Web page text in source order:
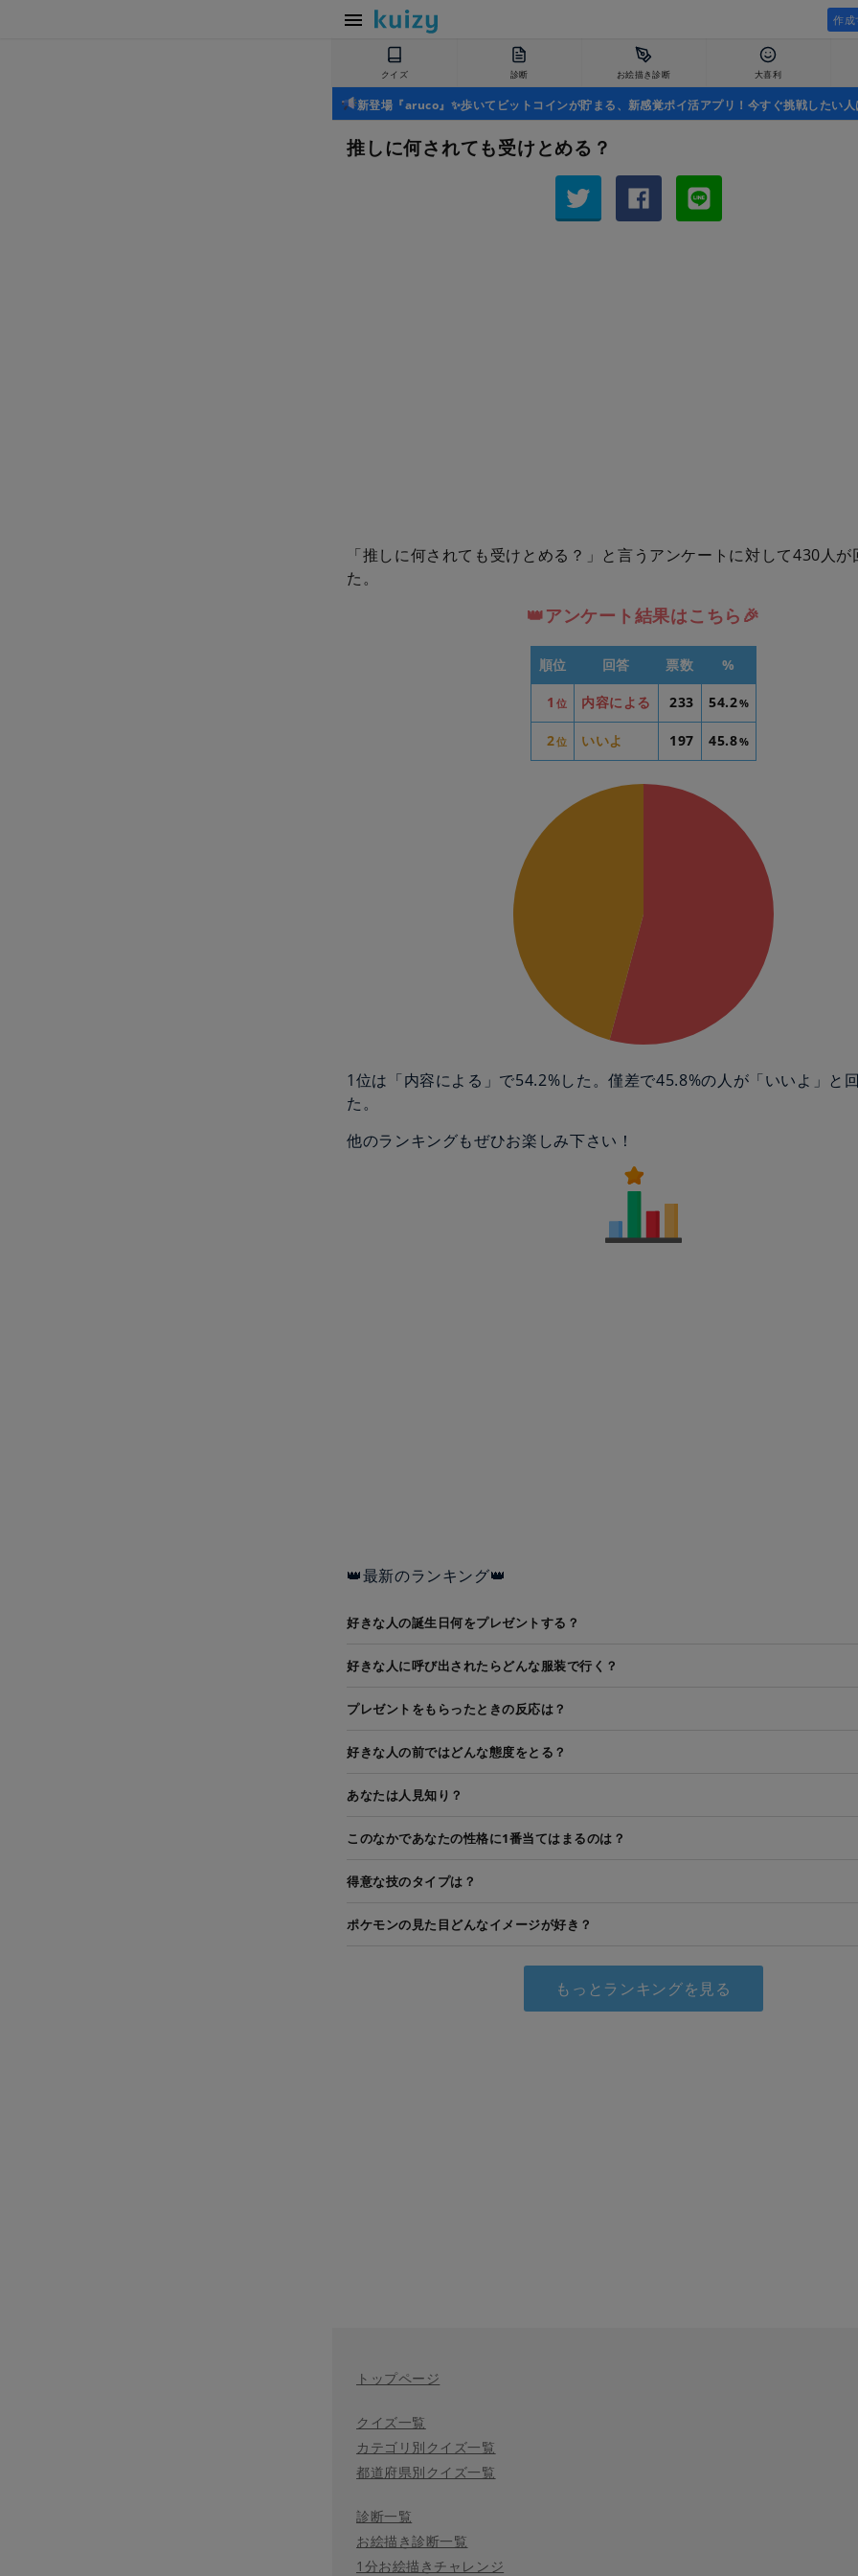
作成
クイズ 診断 お絵描き診断 大喜利
新登場『aruco』✨歩いてビットコインが貯まる、新感覚ポイ活アプリ！今すぐ挑戦したい人
推しに何されても受けとめる？
「推しに何されても受けとめる？」と言うアンケートに対して430人が
た。
👑アンケート結果はこちら🎉
順位 回答 票数 %
1 位 内容による 233 54.2%
2位 いいよ 197 45.8%
1位は「内容による」で54.2%した。僅差で45.8%の人が「いいよ」と
た。
他のランキングもぜひお楽しみ下さい！
👑最新のランキング👑
好きな人の誕生日何をプレゼントする？
好きな人に呼び出されたらどんな服装で行く？
プレゼントをもらったときの反応は？
好きな人の前ではどんな態度をとる？
あなたは人見知り？
このなかであなたの性格に1番当てはまるのは？
得意な技のタイプは？
ポケモンの見た目どんなイメージが好き？
もっとランキングを見る
トップページ
クイズ一覧
カテゴリ別クイズ一覧
都道府県別クイズ一覧
診断一覧
お絵描き診断一覧
1分お絵描きチャレンジ